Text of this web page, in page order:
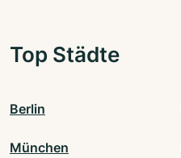
Top Städte
Berlin
München